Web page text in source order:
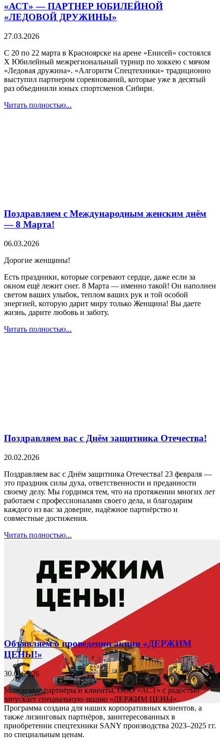
«АСТ» — ПАРТНЕР ЮБИЛЕЙНОЙ
«ЛЕДОВОЙ ДРУЖИНЫ»
27.03.2026
С 20 по 22 марта в Красноярске на арене «Енисей» состоялся
X Юбилейный межрегиональный турнир по хоккею с мячом
«Ледовая дружина». «Алгоритм Спецтехники» традиционно
выступил партнером соревнований, которые уже в десятый
раз объединили юных спортсменов Сибири.
Читать полностью...
Поздравляем с Международным женским днём
— 8 Марта!
06.03.2026
Дорогие женщины!
Есть праздники, которые согревают сердце, даже если за
окном ещё лежит снег. 8 Марта — именно такой! Он наполнен
светом ваших улыбок, теплом ваших рук и той особой
энергией, которую дарит миру только Женщина! Вы даете
жизнь, дарите любовь и заботу.
Читать полностью...
Поздравляем вас с Днём защитника Отечества!
20.02.2026
Поздравляем вас с Днём защитника Отечества! 23 февраля —
это праздник силы духа, ответственности и преданности
своему делу. Мы гордимся тем, что на протяжении многих лет
работаем с профессионалами своего дела, и благодарим
каждого из вас за доверие, надёжное партнёрство и
совместные достижения.
Читать полностью...
Объявляем о проведении акции «ДЕРЖИМ
ЦЕНЫ!»
30.01.2026
Уважаемые партнёры и клиенты, ООО «АСТ» с радостью
запускает специальную акцию «ДЕРЖИМ ЦЕНЫ».
Программа создана для наших корпоративных клиентов, а
также лизинговых партнёров, заинтересованных в
приобретении спецтехники SANY производства 2023–2025 гг.
по специальным ценам.